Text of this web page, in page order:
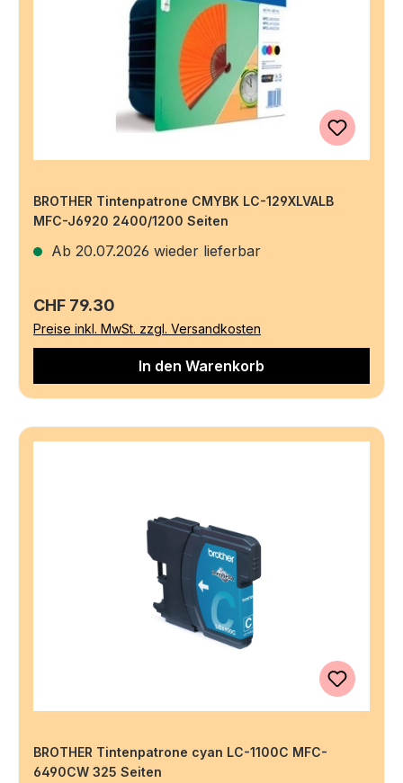
BROTHER Tintenpatrone CMYBK LC-129XLVALB
MFC-J6920 2400/1200 Seiten
Ab 20.07.2026 wieder lieferbar
Regulärer Preis:
CHF 79.30
Preise inkl. MwSt. zzgl. Versandkosten
In den Warenkorb
BROTHER Tintenpatrone cyan LC-1100C MFC-
6490CW 325 Seiten